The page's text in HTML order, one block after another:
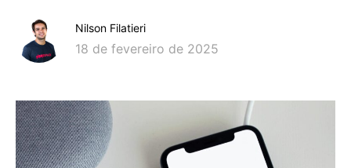
Nilson Filatieri
18 de fevereiro de 2025